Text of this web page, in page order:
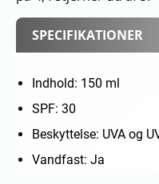
SPECIFIKATIONER
Indhold: 150 ml
SPF: 30
Beskyttelse: UVA og
Vandfast: Ja